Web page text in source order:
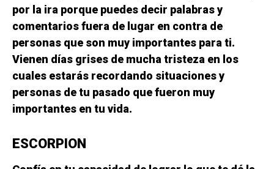
por la ira porque puedes decir palabras y
comentarios fuera de lugar en contra de
personas que son muy importantes para ti.
Vienen días grises de mucha tristeza en los
cuales estarás recordando situaciones y
personas de tu pasado que fueron muy
importantes en tu vida.
ESCORPION